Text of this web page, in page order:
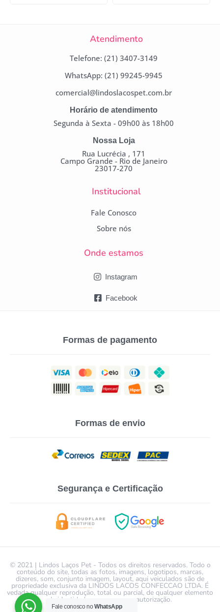
Atendimento
Telefone: (21) 3407-3149
WhatsApp: (21) 99245-9945
comercial@lindoslacospet.com.br
Horário de atendimento
Segunda à Sexta - 09h00 às 18h00
Nossa Loja
Rua Lucrécia , 171
Campo Grande - Rio de Janeiro
23017-270
Institucional
Fale Conosco
Sobre nós
Onde estamos
Instagram
Facebook
Formas de pagamento
Formas de envio
Segurança e Certificação
© 2021 | Lindos Laços Pet - Todos os direitos reservados. Todo o
conteúdo do site, todas as fotos, imagens, logotipos, marcas,
dizeres, som, conjunto imagem, layout, aqui veiculados são de
propriedade exclusiva da LINDOS LACOS CONFECCAO LTDA. É
vedada qualquer reprodução, total ou parcial, de qualquer elemento
de identidade, sem expressa autorização.
Fale conosco noWhatsApp